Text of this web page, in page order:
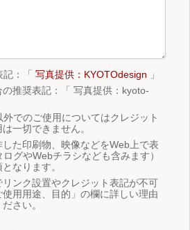
記：「 写真提供：KYOTOdesign 」
の推奨表記：「 写真提供：kyoto-
でのご使用についてはクレジット
一切できません。
た印刷物、映像などをWeb上で表
グやWebチラシなども含みます）
なります。
ンク設置やクレジット表記が不可
用用途、目的」の欄に詳しい理由
さい。